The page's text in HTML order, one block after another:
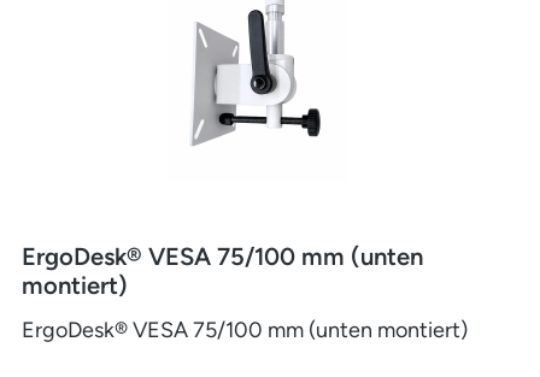
ErgoDesk® VESA 75/100 mm (unten
montiert)
ErgoDesk® VESA 75/100 mm (unten montiert)